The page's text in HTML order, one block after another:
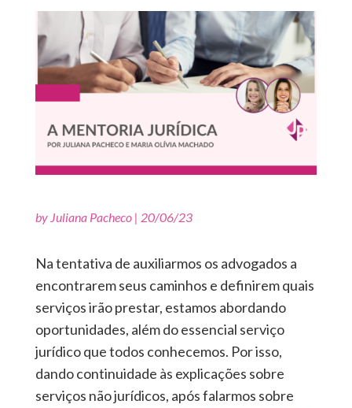
by Juliana Pacheco| 20/06/23
Na tentativa de auxiliarmos os advogados a
encontrarem seus caminhos e definirem quais
serviços irão prestar, estamos abordando
oportunidades, além do essencial serviço
jurídico que todos conhecemos. Por isso,
dando continuidade às explicações sobre
serviços não jurídicos, após falarmos sobre